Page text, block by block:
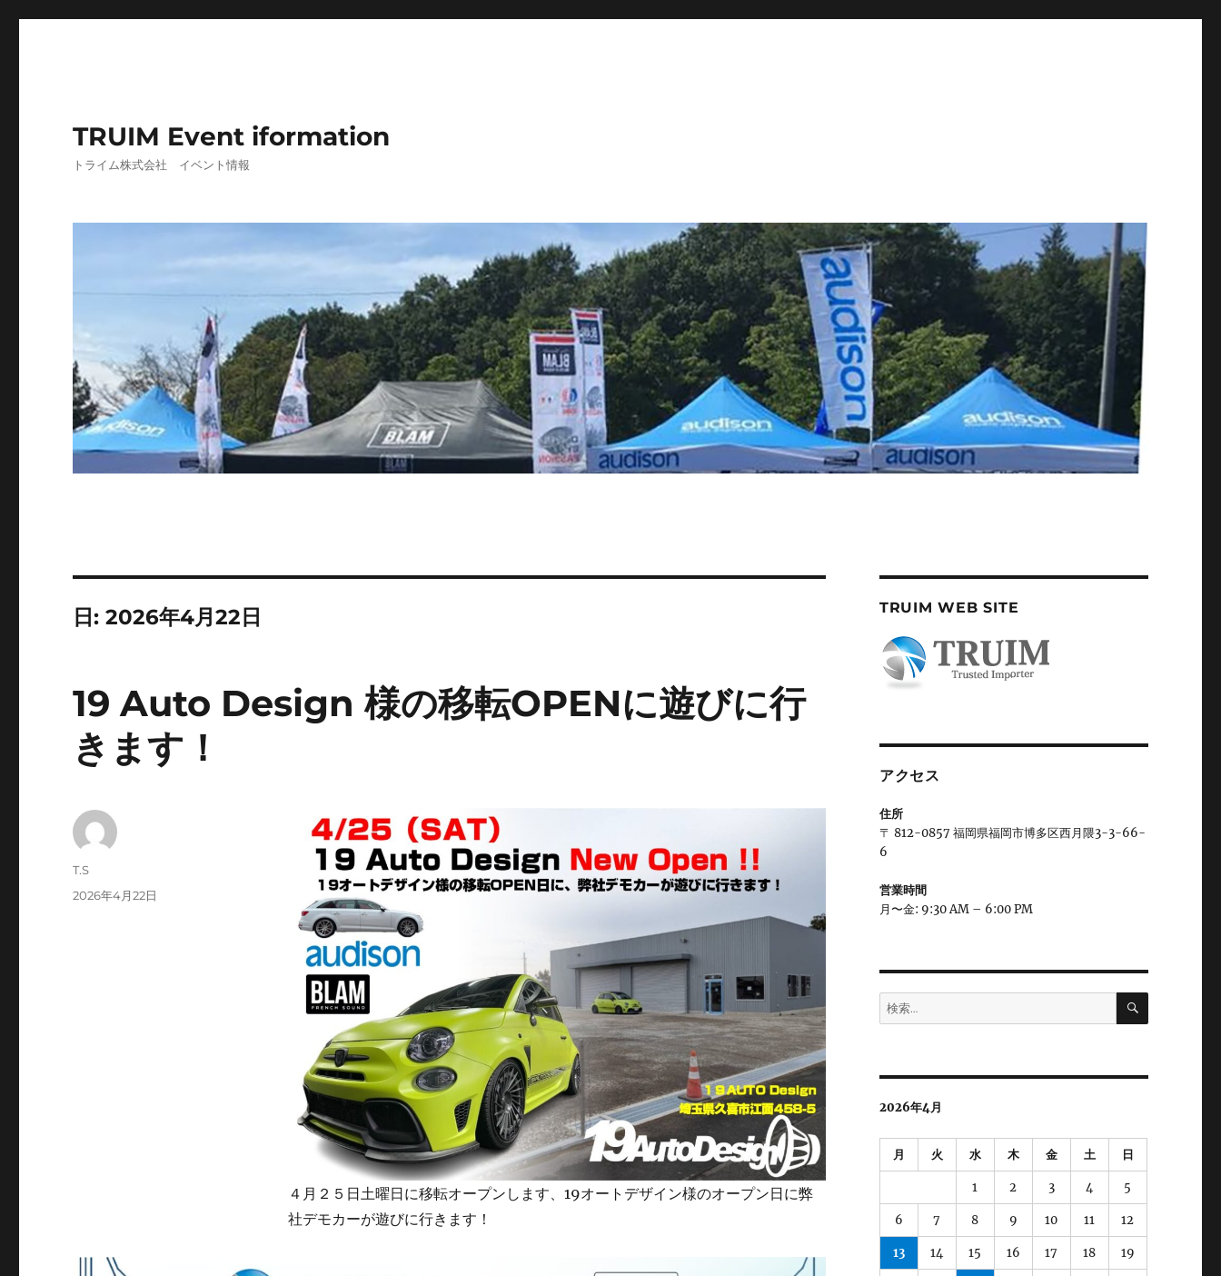
TRUIM Event iformation
トライム株式会社 イベント情報
日:2026年4月22日
19 Auto Design 様の移転OPENに遊びに行
きます！
４月２５日土曜日に移転オープンします、19オートデザイン様のオープン日に弊
社デモカーが遊びに行きます！
投
T.S
投
2026年4月22日
TRUIM WEB SITE
アクセス
住所
〒 812-0857 福岡県福岡市博多区西月隈3-3-66-
6
営業時間
月〜金: 9:30 AM – 6:00 PM
検
索:
検
2026年4月
月 火 水 木 金 土 日
1 2 3 4 5
6 7 8 9 10 11 12
13 14 15 16 17 18 19